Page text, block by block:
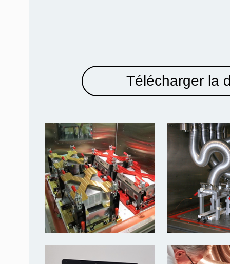
Télécharger la